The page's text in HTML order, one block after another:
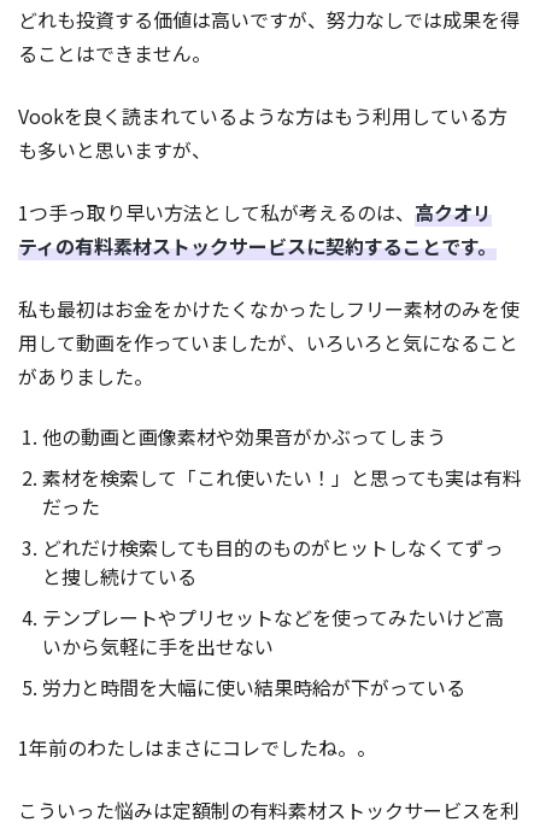
どれも投資する価値は高いですが、努力なしでは成果を得
ることはできません。
Vookを良く読まれているような方はもう利用している方
も多いと思いますが、
1つ手っ取り早い方法として私が考えるのは、 高クオリ
ティの有料素材ストックサービスに契約することです。
私も最初はお金をかけたくなかったしフリー素材のみを使
用して動画を作っていましたが、いろいろと気になること
がありました。
他の動画と画像素材や効果音がかぶってしまう
素材を検索して「これ使いたい！」と思っても実は有料
だった
どれだけ検索しても目的のものがヒットしなくてずっ
と捜し続けている
テンプレートやプリセットなどを使ってみたいけど高
いから気軽に手を出せない
労力と時間を大幅に使い結果時給が下がっている
1年前のわたしはまさにコレでしたね。。
こういった悩みは定額制の有料素材ストックサービスを利